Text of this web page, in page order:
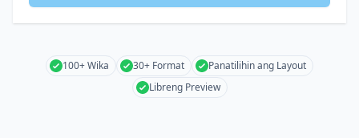
100+ Wika 30+ Format
Panatilihin ang Layout
Libreng Preview